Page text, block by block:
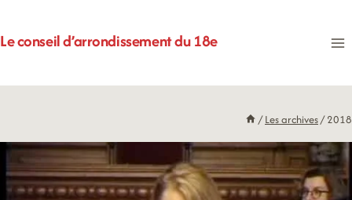
au
contenu
Le conseil d’arrondissement du 18e
/ Les archives/ 2018